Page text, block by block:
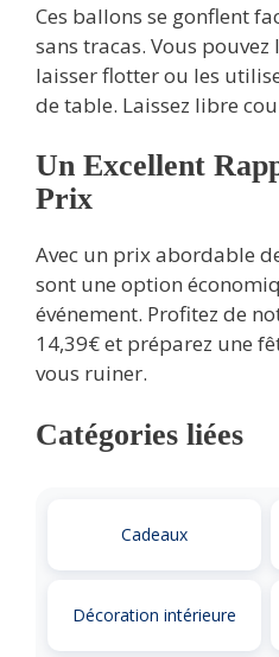
Ces ballons se gonflent
sans tracas. Vous pouvez
laisser flotter ou les
de table. Laissez libre
Un Excellent
Prix
Avec un prix abordable
sont une option
événement. Profitez de
14,39€ et préparez une
vous ruiner.
Catégories liées
Cadeaux
Décoration intérieure